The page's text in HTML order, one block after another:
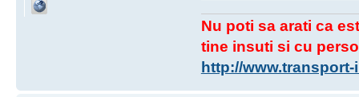
Nu poti sa arati ca
tine insuti si cu
http://